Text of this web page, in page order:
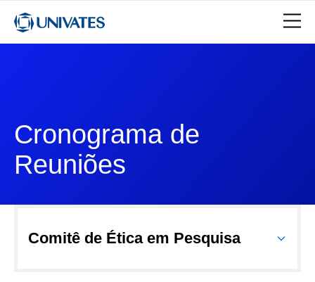
Cronograma de
Reuniões
Comitê de Ética em Pesquisa